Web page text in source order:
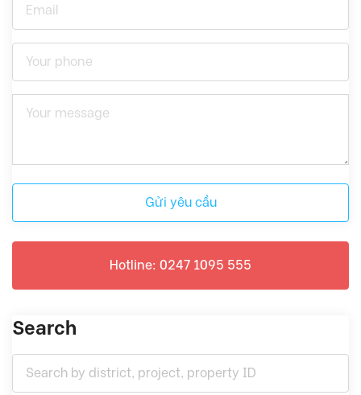
Gửi yêu cầu
Hotline: 0247 1095 555
Search